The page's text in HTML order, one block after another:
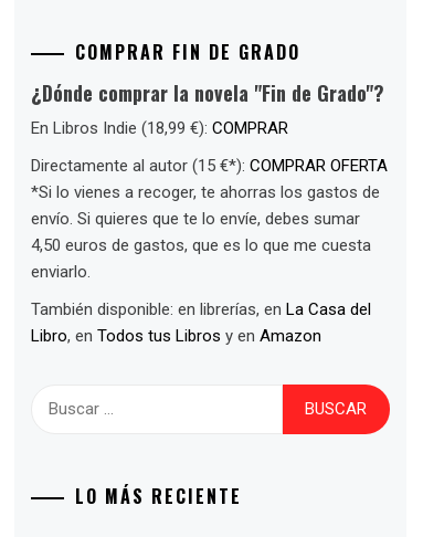
COMPRAR FIN DE GRADO
¿Dónde comprar la novela "Fin de Grado"?
En Libros Indie (18,99 €):COMPRAR
Directamente al autor (15 €*):COMPRAR OFERTA
*Si lo vienes a recoger, te ahorras los gastos de
envío. Si quieres que te lo envíe, debes sumar
4,50 euros de gastos, que es lo que me cuesta
enviarlo.
También disponible: en librerías, enLa Casa del
Libro, enTodos tus Libros y enAmazon
LO MÁS RECIENTE